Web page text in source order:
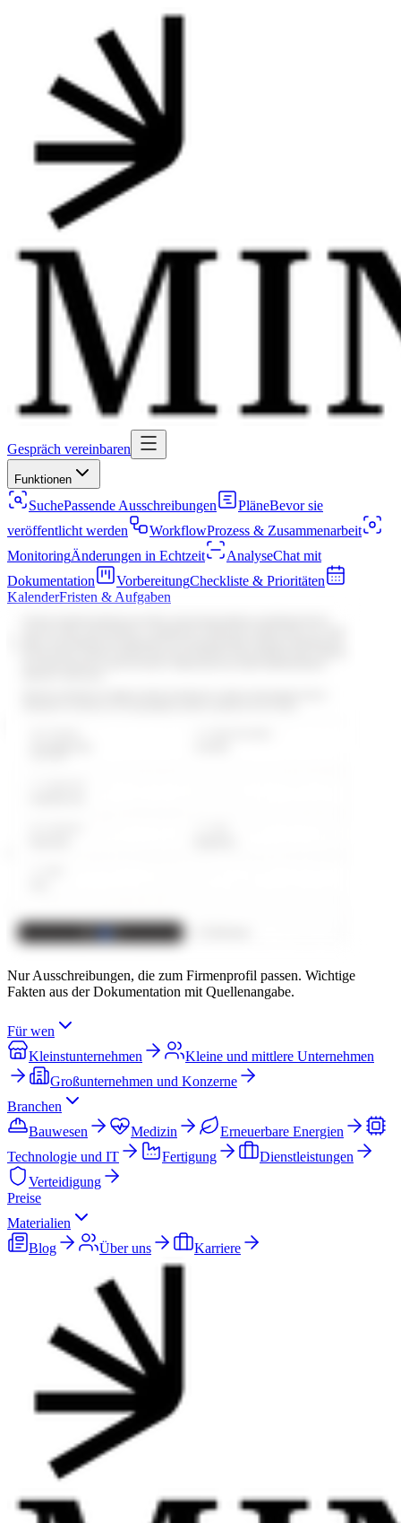
Gespräch vereinbaren
Funktionen
SuchePassende Ausschreibungen PläneBevor sie
veröffentlicht werden
WorkflowProzess & Zusammenarbeit
MonitoringÄnderungen in Echtzeit AnalyseChat mit
Dokumentation
VorbereitungCheckliste & Prioritäten
KalenderFristen & Aufgaben
Nur Ausschreibungen, die zum Firmenprofil passen. Wichtige
Fakten aus der Dokumentation mit Quellenangabe.
Für wen
Kleinstunternehmen
Kleine und mittlere Unternehmen
Großunternehmen und Konzerne
Branchen
Bauwesen
Medizin
Erneuerbare Energien
Technologie und IT
Fertigung
Dienstleistungen
Verteidigung
Preise
Materialien
Blog
Über uns Karriere